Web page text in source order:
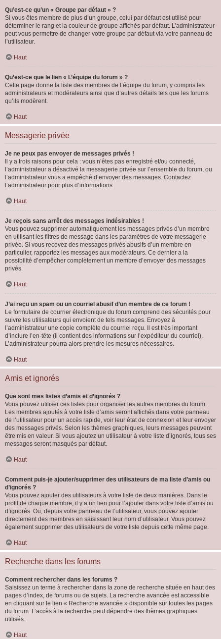
Qu’est-ce qu’un « Groupe par défaut » ?
Si vous êtes membre de plus d’un groupe, celui par défaut est utilisé pour
déterminer le rang et la couleur de groupe affichés par défaut. L’administrateur
peut vous permettre de changer votre groupe par défaut via votre panneau de
l’utilisateur.
Haut
Qu’est-ce que le lien « L’équipe du forum » ?
Cette page donne la liste des membres de l’équipe du forum, y compris les
administrateurs et modérateurs ainsi que d’autres détails tels que les forums
qu’ils modèrent.
Haut
Messagerie privée
Je ne peux pas envoyer de messages privés !
Il y a trois raisons pour cela : vous n’êtes pas enregistré et/ou connecté,
l’administrateur a désactivé la messagerie privée sur l’ensemble du forum, ou
l’administrateur vous a empêché d’envoyer des messages. Contactez
l’administrateur pour plus d’informations.
Haut
Je reçois sans arrêt des messages indésirables !
Vous pouvez supprimer automatiquement les messages privés d’un membre
en utilisant les filtres de message dans les paramètres de votre messagerie
privée. Si vous recevez des messages privés abusifs d’un membre en
particulier, rapportez les messages aux modérateurs. Ce dernier a la
possibilité d’empêcher complètement un membre d’envoyer des messages
privés.
Haut
J’ai reçu un spam ou un courriel abusif d’un membre de ce forum !
Le formulaire de courrier électronique du forum comprend des sécurités pour
suivre les utilisateurs qui envoient de tels messages. Envoyez à
l’administrateur une copie complète du courriel reçu. Il est très important
d’inclure l’en-tête (il contient des informations sur l’expéditeur du courriel).
L’administrateur pourra alors prendre les mesures nécessaires.
Haut
Amis et ignorés
Que sont mes listes d’amis et d’ignorés ?
Vous pouvez utiliser ces listes pour organiser les autres membres du forum.
Les membres ajoutés à votre liste d’amis seront affichés dans votre panneau
de l’utilisateur pour un accès rapide, voir leur état de connexion et leur envoyer
des messages privés. Selon les thèmes graphiques, leurs messages peuvent
être mis en valeur. Si vous ajoutez un utilisateur à votre liste d’ignorés, tous ses
messages seront masqués par défaut.
Haut
Comment puis-je ajouter/supprimer des utilisateurs de ma liste d’amis ou
d’ignorés ?
Vous pouvez ajouter des utilisateurs à votre liste de deux manières. Dans le
profil de chaque membre, il y a un lien pour l’ajouter dans votre liste d’amis ou
d’ignorés. Ou, depuis votre panneau de l’utilisateur, vous pouvez ajouter
directement des membres en saisissant leur nom d’utilisateur. Vous pouvez
également supprimer des utilisateurs de votre liste depuis cette même page.
Haut
Recherche dans les forums
Comment rechercher dans les forums ?
Saisissez un terme à rechercher dans la zone de recherche située en haut des
pages d’index, de forums ou de sujets. La recherche avancée est accessible
en cliquant sur le lien « Recherche avancée » disponible sur toutes les pages
du forum. L’accès à la recherche peut dépendre des thèmes graphiques
utilisés.
Haut